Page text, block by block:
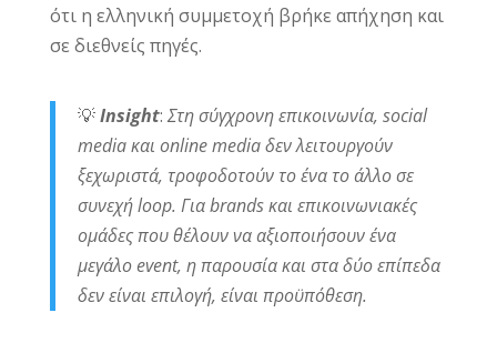
ότι η ελληνική συμμετοχή βρήκε απήχηση και
σε διεθνείς πηγές.
💡Insight: Στη σύγχρονη επικοινωνία, social
media και online media δεν λειτουργούν
ξεχωριστά, τροφοδοτούν το ένα το άλλο σε
συνεχή loop. Για brands και επικοινωνιακές
ομάδες που θέλουν να αξιοποιήσουν ένα
μεγάλο event, η παρουσία και στα δύο επίπεδα
δεν είναι επιλογή, είναι προϋπόθεση.